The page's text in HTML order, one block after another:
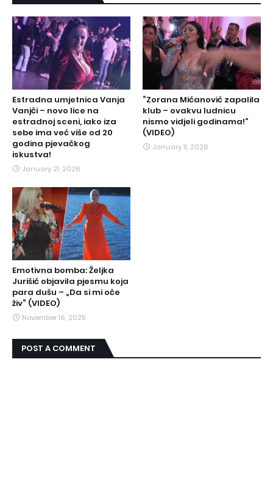
Estradna umjetnica Vanja
Vanjči – novo lice na
estradnoj sceni, iako iza
sebe ima već više od 20
godina pjevačkog
iskustva!
January 21, 2026
“Zorana Mićanović zapalila
klub – ovakvu ludnicu
nismo vidjeli godinama!”
(VIDEO)
January 11, 2026
Emotivna bomba: Željka
Jurišić objavila pjesmu koja
para dušu – „Da si mi oče
živ“ (VIDEO)
November 16, 2025
POST A COMMENT